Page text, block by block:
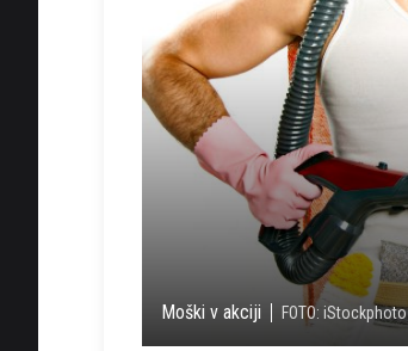
Moški v akciji FOTO: iStockphoto